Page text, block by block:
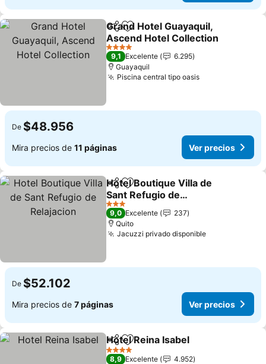
CompartirAgregar a favoritos
Grand Hotel Guayaquil,
Ascend Hotel Collection
4 Estrellas
9,1 Excelente
6.295
Guayaquil
Piscina central tipo oasis
De $48.956
Mira precios de 11 páginas Ver precios
CompartirAgregar a favoritos
Hotel Boutique Villa de
Sant Refugio de
Relajacion
3 Estrellas
9,0 Excelente
237
Quito
Jacuzzi privado disponible
De $52.102
Mira precios de 7 páginas Ver precios
CompartirAgregar a favoritos
Hotel Reina Isabel
4 Estrellas
8,9 Excelente
4.952